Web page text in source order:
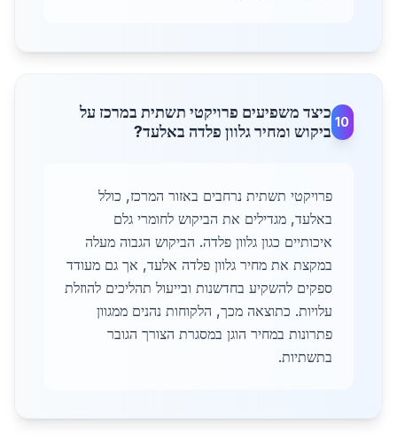
10
כיצד משפיעים פרויקטי תשתית במרכז על
ביקוש ומחיר גלוון פלדה באלעד?
פרויקטי תשתית נרחבים באזור המרכז, כולל
באלעד, מגדילים את הביקוש לחומרי גלם
איכותיים כגון גלוון פלדה. הביקוש הגבוה מעלה
במקצת את מחיר גלוון פלדה אלעד, אך גם מעודד
ספקים להשקיע בחדשנות ובייעול תהליכים להוזלת
עלויות. כתוצאה מכך, הלקוחות נהנים ממגוון
פתרונות במחיר הוגן במסגרת הצורך הגובר
בתשתיות.